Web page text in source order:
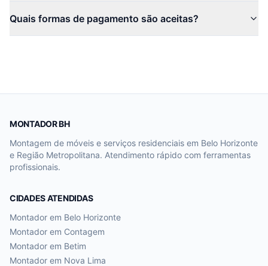
Quais formas de pagamento são aceitas?
MONTADOR BH
Montagem de móveis e serviços residenciais em Belo Horizonte
e Região Metropolitana. Atendimento rápido com ferramentas
profissionais.
CIDADES ATENDIDAS
Montador em Belo Horizonte
Montador em Contagem
Montador em Betim
Montador em Nova Lima